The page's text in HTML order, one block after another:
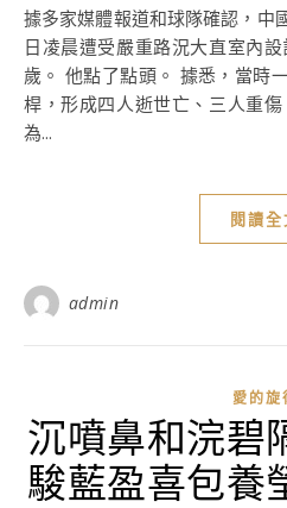
據多家媒體報道和球隊確認，中國澳門足球運動員吳禮廷于昨
日凌晨遭受嚴重路況大直室內
歲。 他點了點頭。 據悉，當時
桿，形成四人逝世亡、三人重
為...
閱讀全
admin
愛的旋
沉噴鼻和浣碧
駿藍盈喜包養